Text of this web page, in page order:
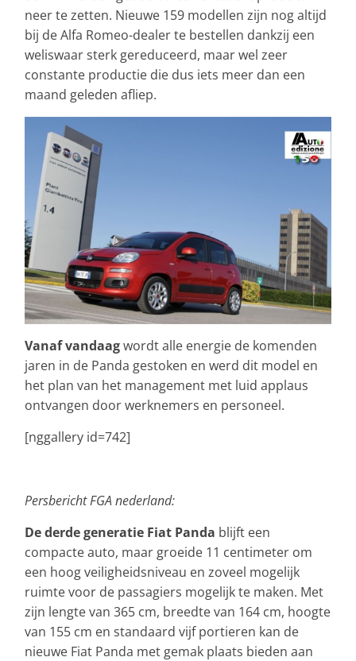
neer te zetten. Nieuwe 159 modellen zijn nog altijd
bij de Alfa Romeo-dealer te bestellen dankzij een
weliswaar sterk gereduceerd, maar wel zeer
constante productie die dus iets meer dan een
maand geleden afliep.
Vanaf vandaagwordt alle energie de komenden
jaren in de Panda gestoken en werd dit model en
het plan van het management met luid applaus
ontvangen door werknemers en personeel.
[nggallery id=742]
Persbericht FGA nederland:
De derde generatie Fiat Panda blijft een
compacte auto, maar groeide 11 centimeter om
een hoog veiligheidsniveau en zoveel mogelijk
ruimte voor de passagiers mogelijk te maken. Met
zijn lengte van 365 cm, breedte van 164 cm, hoogte
van 155 cm en standaard vijf portieren kan de
nieuwe Fiat Panda met gemak plaats bieden aan